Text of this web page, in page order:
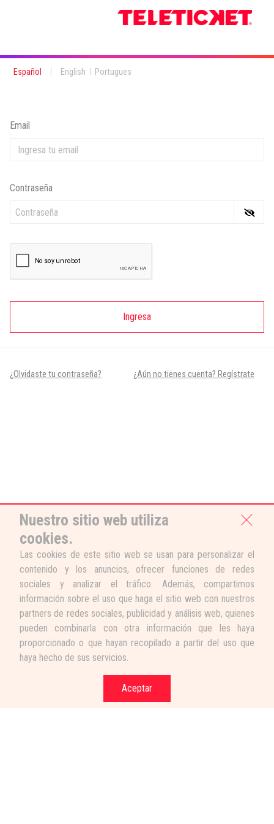
Español English Portugues
Email
Contraseña
Ingresa
¿Olvidaste tu contraseña? ¿Aún no tienes cuenta? Regístrate
Nuestro sitio web utiliza
cookies.
Las cookies de este sitio web se usan para personalizar el
contenido y los anuncios, ofrecer funciones de redes
sociales y analizar el tráfico. Además, compartimos
información sobre el uso que haga el sitio web con nuestros
partners de redes sociales, publicidad y análisis web, quienes
pueden combinarla con otra información que les haya
proporcionado o que hayan recopilado a partir del uso que
haya hecho de sus servicios.
Aceptar